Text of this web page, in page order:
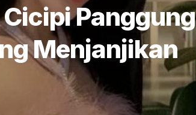
Panggung
Menjanjikan